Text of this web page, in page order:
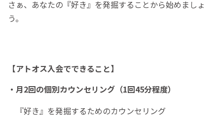
さぁ、あなたの『好き』を発掘することから始めましょ
う。
【アトオス入会でできること】
・月2回の個別カウンセリング（1回45分程度）
『好き』を発掘するためのカウンセリング